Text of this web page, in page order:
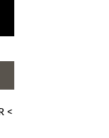
<